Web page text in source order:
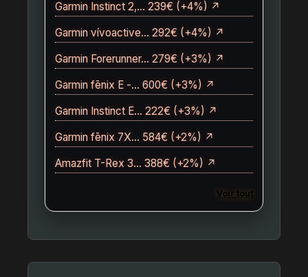
Garmin Instinct 2,… 239€ (+4%) ↗
Garmin vívoactive… 292€ (+4%) ↗
Garmin Forerunner… 279€ (+3%) ↗
Garmin fēnix E -… 600€ (+3%) ↗
Garmin Instinct E… 222€ (+3%) ↗
Garmin fēnix 7X… 584€ (+2%) ↗
Amazfit T-Rex 3… 388€ (+2%) ↗
Voir tout